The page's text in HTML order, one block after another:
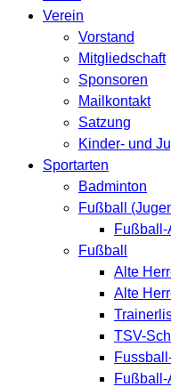
Verein
Vorstand
Mitgliedschaft
Sponsoren
Mailkontakt
Satzung
Kinder- und
Sportarten
Badminton
Fußball
Fußball-
Fußball
Alte
Alte
TSV-
Fußball-